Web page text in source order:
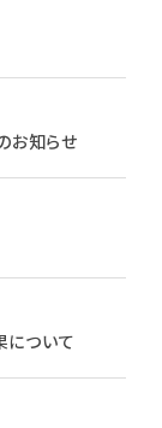
お知らせ
について